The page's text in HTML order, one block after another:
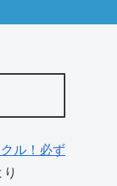
ル！必ず
り